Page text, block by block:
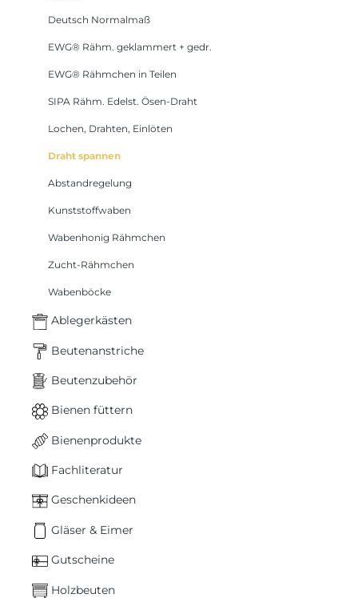
Deutsch Normalmaß
EWG® Rähm. geklammert + gedr.
EWG® Rähmchen in Teilen
SIPA Rähm. Edelst. Ösen-Draht
Lochen, Drahten, Einlöten
Draht spannen
Abstandregelung
Kunststoffwaben
Wabenhonig Rähmchen
Zucht-Rähmchen
Wabenböcke
Ablegerkästen
Beutenanstriche
Beutenzubehör
Bienen füttern
Bienenprodukte
Fachliteratur
Geschenkideen
Gläser & Eimer
Gutscheine
Holzbeuten